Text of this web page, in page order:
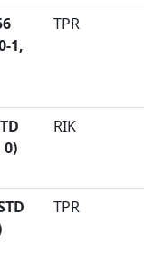
1,
TPR
0)
RIK
TPR